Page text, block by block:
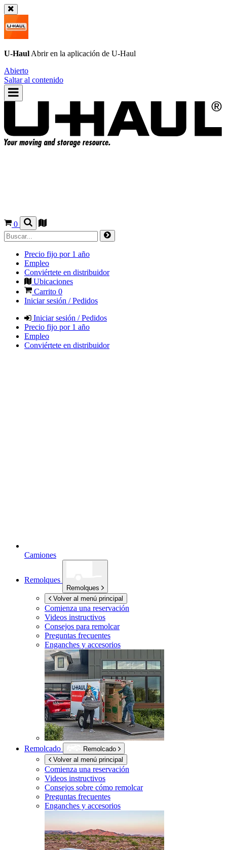
U-Haul Abrir en la aplicación de U-Haul
Abierto
Saltar al contenido
0
Precio fijo por 1 año
Empleo
Conviértete en distribuidor
Ubicaciones
Carrito 0
Iniciar sesión / Pedidos
Iniciar sesión / Pedidos
Precio fijo por 1 año
Empleo
Conviértete en distribuidor
Camiones
Remolques
Remolques
Volver al menú principal
Comienza una reservación
Videos instructivos
Consejos para remolcar
Preguntas frecuentes
Enganches y accesorios
Remolcado
Remolcado
Volver al menú principal
Comienza una reservación
Videos instructivos
Consejos sobre cómo remolcar
Preguntas frecuentes
Enganches y accesorios